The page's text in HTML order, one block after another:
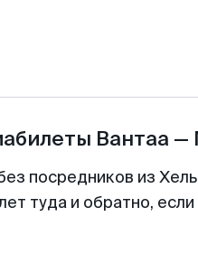
Вантаа —
посредников из
туда и обратно,